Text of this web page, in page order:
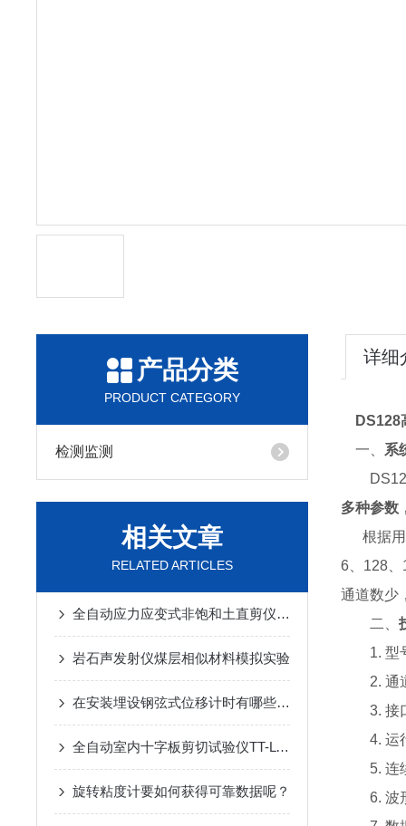
产品分类
PRODUCT CATEGORY
检测监测
相关文章
RELATED ARTICLES
全自动应力应变式非饱和土直剪仪TT-2UM-苏州拓测仪器设备有限公司
岩石声发射仪煤层相似材料模拟实验
在安装埋设钢弦式位移计时有哪些要求你知道么
全自动室内十字板剪切试验仪TT-LVS-苏州拓测仪器设备有限公司
旋转粘度计要如何获得可靠数据呢？
详细
DS128
一、
系
DS128
多种参数
根据用
6、128
通道数少
二、
1. 型
2. 通道
3. 接口
4. 运行
5. 连续
6. 波形